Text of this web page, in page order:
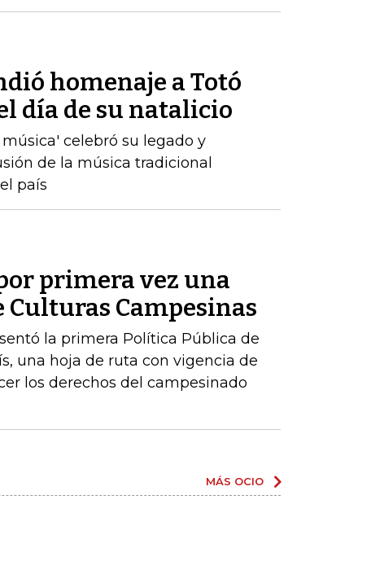
homenaje a Totó
día de su natalicio
celebró su legado y
de la música tradicional
país
primera vez una
Culturas Campesinas
la primera Política Pública de
una hoja de ruta con vigencia de
los derechos del campesinado
MÁS OCIO